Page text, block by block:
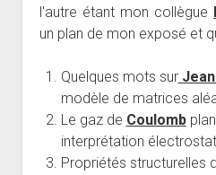
l'autre étant mon collègue
un plan de mon exposé et
Quelques mots surJean
modèle de matrices
Le gaz de Coulomb
interprétation
Propriétés structurelles